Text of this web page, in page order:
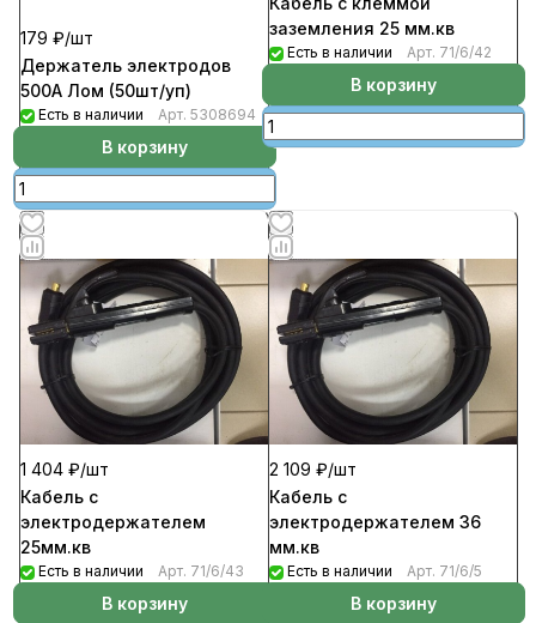
179 ₽/шт
Держатель электродов
500А Лом (50шт/уп)
Есть в наличии Арт. 5308694
В корзину
заземления 25 мм.кв
Есть в наличии Арт. 71/6/42
В корзину
1 404 ₽/шт
Кабель с
электродержателем
25мм.кв
Есть в наличии Арт. 71/6/43
В корзину
2 109 ₽/шт
Кабель с
электродержателем 36
мм.кв
Есть в наличии Арт. 71/6/5
В корзину